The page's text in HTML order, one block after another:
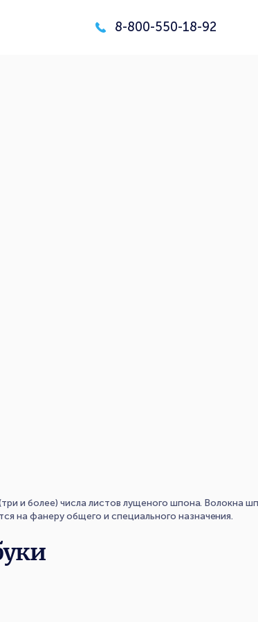
8-800-550-18-92
и более) числа листов лущеного шпона. Волокна
на фанеру общего и специального назначения.